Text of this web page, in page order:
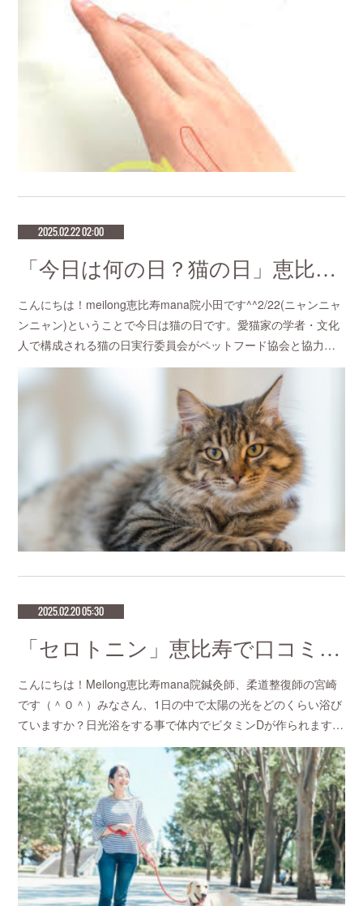
2025.02.22 02:00
「今日は何の日？猫の日」恵比寿で鍼灸師をお探しなら恵比寿meilong
こんにちは！meilong恵比寿mana院小田です^^2/22(ニャンニャ
ンニャン)ということで今日は猫の日です。愛猫家の学者・文化
人で構成される猫の日実行委員会がペットフード協会と協力…
2025.02.20 05:30
「セロトニン」恵比寿で口コミNo.1美容鍼灸ならmeilong
こんにちは！Meilong恵比寿mana院鍼灸師、柔道整復師の宮崎
です（＾０＾）みなさん、1日の中で太陽の光をどのくらい浴び
ていますか？日光浴をする事で体内でビタミンDが作られます…